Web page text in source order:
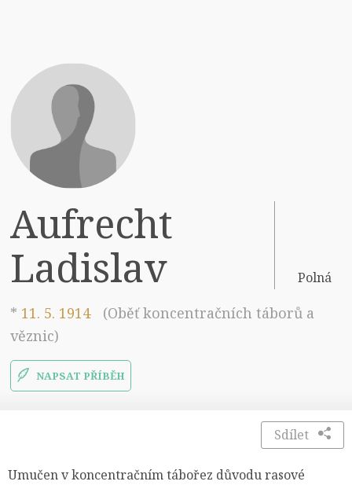
Aufrecht
Ladislav
Polná
* 11. 5. 1914
(Oběť koncentračních táborů a
věznic)
NAPSAT PŘÍBĚH
Sdílet
Umučen v koncentračním tábořez důvodu rasové